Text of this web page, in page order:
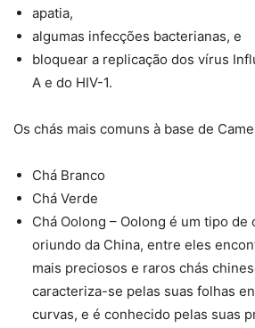
apatia,
algumas infecções bacterianas, e
bloquear a replicação dos vírus
A e do HIV-1.
Os chás mais comuns à base de
Chá Branco
Chá Verde
Chá Oolong – Oolong é um tipo de
oriundo da China, entre eles
mais preciosos e raros chás
caracteriza-se pelas suas folhas
curvas, e é conhecido pelas suas